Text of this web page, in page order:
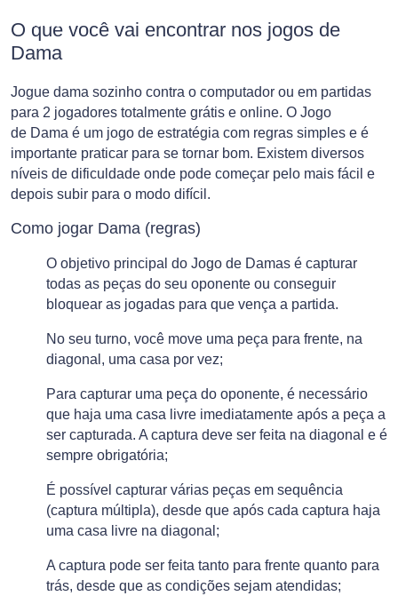
O que você vai encontrar nos jogos de
Dama
Jogue dama sozinho contra o computador ou em partidas
para 2 jogadores totalmente grátis e online. O Jogo
de Dama é um jogo de estratégia com regras simples e é
importante praticar para se tornar bom. Existem diversos
níveis de dificuldade onde pode começar pelo mais fácil e
depois subir para o modo difícil.
Como jogar Dama (regras)
O objetivo principal do Jogo de Damas é capturar
todas as peças do seu oponente ou conseguir
bloquear as jogadas para que vença a partida.
No seu turno, você move uma peça para frente, na
diagonal, uma casa por vez;
Para capturar uma peça do oponente, é necessário
que haja uma casa livre imediatamente após a peça a
ser capturada. A captura deve ser feita na diagonal e é
sempre obrigatória;
É possível capturar várias peças em sequência
(captura múltipla), desde que após cada captura haja
uma casa livre na diagonal;
A captura pode ser feita tanto para frente quanto para
trás, desde que as condições sejam atendidas;